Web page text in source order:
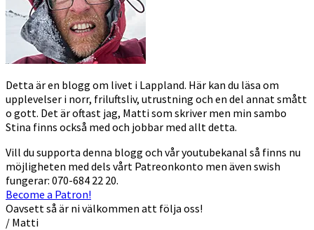
Detta är en blogg om livet i Lappland. Här kan du läsa om
upplevelser i norr, friluftsliv, utrustning och en del annat smått
o gott. Det är oftast jag, Matti som skriver men min sambo
Stina finns också med och jobbar med allt detta.
Vill du supporta denna blogg och vår youtubekanal så finns nu
möjligheten med dels vårt Patreonkonto men även swish
fungerar: 070-684 22 20.
Become a Patron!
Oavsett så är ni välkommen att följa oss!
/ Matti